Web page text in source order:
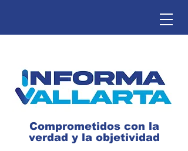
Comprometidos con la
verdad y la objetividad